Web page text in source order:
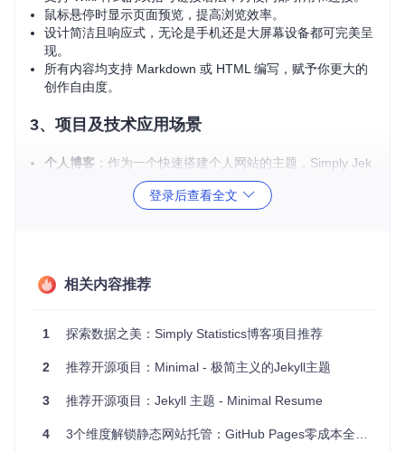
鼠标悬停时显示页面预览，提高浏览效率。
设计简洁且响应式，无论是手机还是大屏幕设备都可完美呈
现。
所有内容均支持 Markdown 或 HTML 编写，赋予你更大的
创作自由度。
3、项目及技术应用场景
个人博客 ：作为一个快速搭建个人网站的主题，Simply Jek
yll 让你可以专注于写作，而无需担心网站的设计和维护。
：在团队协作的环境中，利用其自动链接和预览功
yll 的简约设计和高效布局能很好地展现你的内容。
4、项目特点
轻量化依赖：尽可能减少外部依赖，保持代码简洁。
卓越的移动体验：注重移动端优化，确保任何设备上的良好
内容优先：强调内容的突出，让文字成为真正的主角。
登录后查看全文
相关内容推荐
1 探索数据之美：Simply Statistics博客项目推荐
2 推荐开源项目：Minimal - 极简主义的Jekyll主题
3 推荐开源项目：Jekyll 主题 - Minimal Resume
4 3个维度解锁静态网站托管：GitHub Pages零成本全场景应用指南